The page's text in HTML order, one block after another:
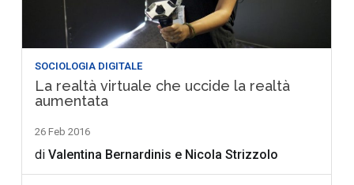
SOCIOLOGIA DIGITALE
La realtà virtuale che uccide la realtà
aumentata
26 Feb 2016
diValentina Bernardinis e Nicola Strizzolo